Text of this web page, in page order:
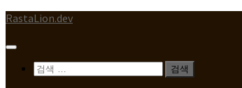
Skip
content
RastaLion.dev
검